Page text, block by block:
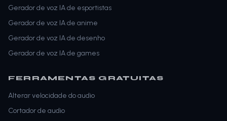
Gerador de voz IA de esportistas
Gerador de voz IA de anime
Gerador de voz IA de desenho
Gerador de voz IA de games
FERRAMENTAS GRATUITAS
Alterar velocidade do audio
Cortador de audio